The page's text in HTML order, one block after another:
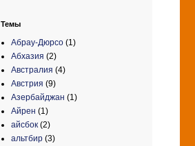
Темы
Абрау-Дюрсо (1)
Абхазия (2)
Австралия (4)
Австрия (9)
Азербайджан (1)
Айрен (1)
айсбок (2)
альтбир (3)